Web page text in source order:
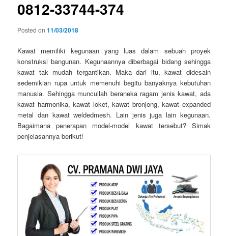
0812-33744-374
Posted on11/03/2018
Kawat memiliki kegunaan yang luas dalam sebuah proyek
konstruksi bangunan. Kegunaannya diberbagai bidang sehingga
kawat tak mudah tergantikan. Maka dari itu, kawat didesain
sedemikian rupa untuk memenuhi begitu banyaknya kebutuhan
manusia. Sehingga muncullah beraneka ragam jenis kawat, ada
kawat harmonika, kawat loket, kawat bronjong, kawat expanded
metal dan kawat weldedmesh. Lain jenis juga lain kegunaan.
Bagaimana penerapan model-model kawat tersebut? Simak
penjelasannya berikut!